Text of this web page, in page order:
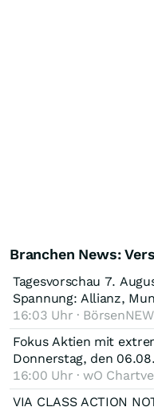
Branchen News:
Tagesvorschau 7.
Spannung: Allianz,
16:03 Uhr ·
Fokus Aktien mit
Donnerstag, den
16:00 Uhr · wO
VIA CLASS ACTION